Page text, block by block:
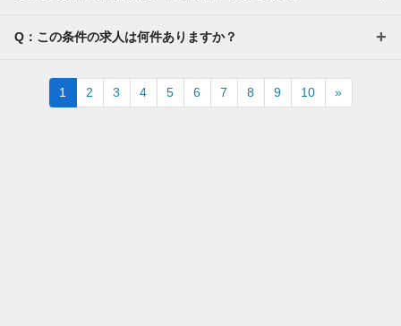
Q：この条件の求人は何件ありますか？
1 2 3 4 5 6 7 8 9 10 »Next